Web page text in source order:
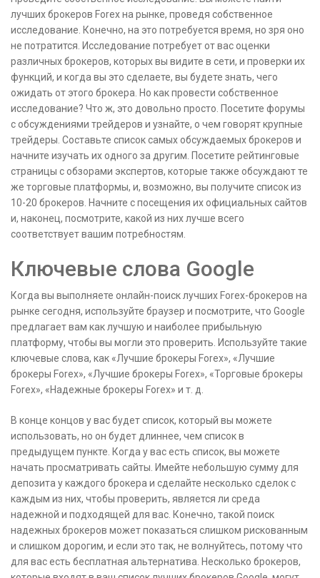
лучших брокеров Forex на рынке, проведя собственное
исследование. Конечно, на это потребуется время, но зря оно
не потратится. Исследование потребует от вас оценки
различных брокеров, которых вы видите в сети, и проверки их
функций, и когда вы это сделаете, вы будете знать, чего
ожидать от этого брокера. Но как провести собственное
исследование? Что ж, это довольно просто. Посетите форумы
с обсуждениями трейдеров и узнайте, о чем говорят крупные
трейдеры. Составьте список самых обсуждаемых брокеров и
начните изучать их одного за другим. Посетите рейтинговые
страницы с обзорами экспертов, которые также обсуждают те
же торговые платформы, и, возможно, вы получите список из
10-20 брокеров. Начните с посещения их официальных сайтов
и, наконец, посмотрите, какой из них лучше всего
соответствует вашим потребностям.
Ключевые слова Google
Когда вы выполняете онлайн-поиск лучших Forex-брокеров на
рынке сегодня, используйте браузер и посмотрите, что Google
предлагает вам как лучшую и наиболее прибыльную
платформу, чтобы вы могли это проверить. Используйте такие
ключевые слова, как «Лучшие брокеры Forex», «Лучшие
брокеры Forex», «Лучшие брокеры Forex», «Торговые брокеры
Forex», «Надежные брокеры Forex» и т. д.
В конце концов у вас будет список, который вы можете
использовать, но он будет длиннее, чем список в
предыдущем пункте. Когда у вас есть список, вы можете
начать просматривать сайты. Имейте небольшую сумму для
депозита у каждого брокера и сделайте несколько сделок с
каждым из них, чтобы проверить, является ли среда
надежной и подходящей для вас. Конечно, такой поиск
надежных брокеров может показаться слишком рискованным
и слишком дорогим, и если это так, не волнуйтесь, потому что
для вас есть бесплатная альтернатива. Несколько брокеров,